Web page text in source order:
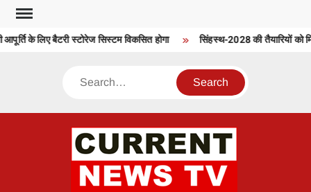
Skip
contentके लिए बैटरी स्टोरेज सिस्टम विकसित होगा सिंहस्थ-2028 की तैयारियों को
Search